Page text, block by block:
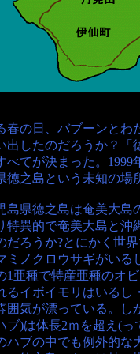
春の日、バブーンとわ
出したのだろうか？「
べてが決まった。1999
徳之島という未知の場
島県徳之島は奄美大島
特異的で奄美大島と沖
だろうか?とにかく世
ミノクロウサギがいる
1亜種で特産亜種のオ
るイボイモリはいるし
囲気が漂っている。し
ブ)は体長2ｍを超え(
ハブの中でも例外的な